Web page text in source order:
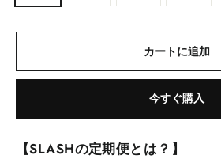
カートに追加
今すぐ購入
【SLASHの定期便とは？】